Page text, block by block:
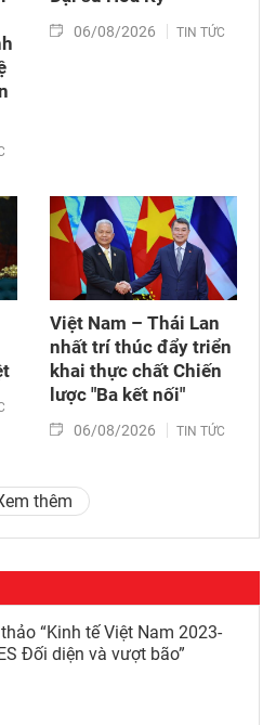
06/08/2026 TIN TỨC
Việt Nam – Thái Lan
nhất trí thúc đẩy triển
khai thực chất Chiến
lược "Ba kết nối"
06/08/2026 TIN TỨC
thêm
“Kinh tế Việt Nam 2023-
Đối diện và vượt bão”